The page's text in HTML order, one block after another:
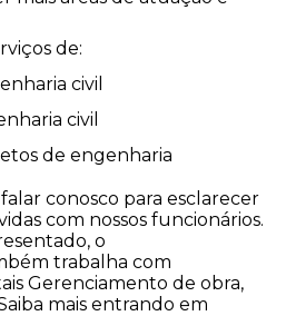
de:
civil
civil
de engenharia
conosco para esclarecer
com nossos funcionários.
o
trabalha com
Gerenciamento de obra,
mais entrando em